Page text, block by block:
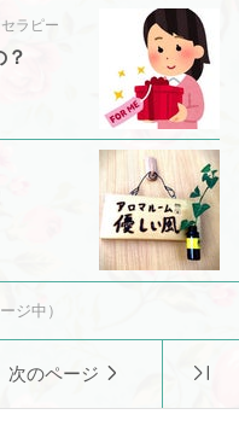
ラピー
？
ジ中）
次のページ